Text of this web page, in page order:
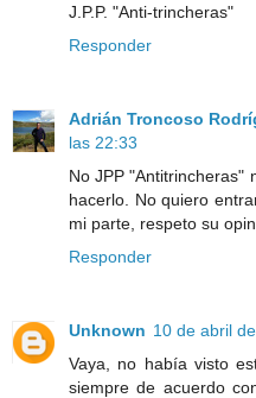
J.P.P. "Anti-trincheras"
Responder
Adrián Troncoso
las 22:33
No JPP "Antitrincheras"
hacerlo. No quiero
mi parte, respeto su
Responder
Unknown 10 de abril
Vaya, no había visto
siempre de acuerdo